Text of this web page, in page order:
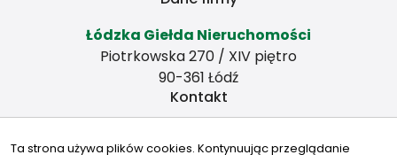
Łódzka Giełda Nieruchomości
Piotrkowska 270 / XIV piętro
90-361 Łódź
Kontakt
Ta strona używa plików cookies. Kontynuując przeglądanie